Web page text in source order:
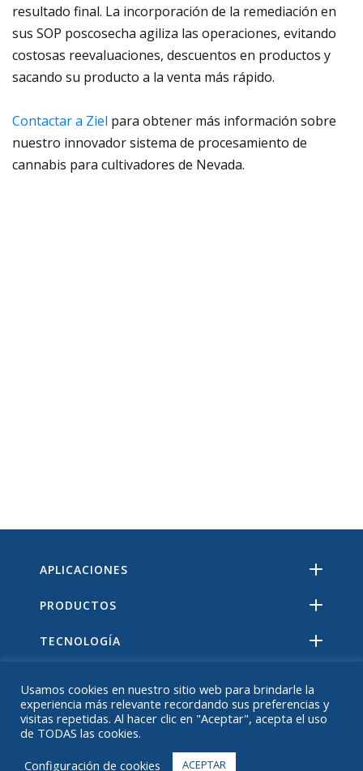
resultado final. La incorporación de la remediación en
sus SOP poscosecha agiliza las operaciones, evitando
costosas reevaluaciones, descuentos en productos y
sacando su producto a la venta más rápido.
Contactar a Ziel para obtener más información sobre
nuestro innovador sistema de procesamiento de
cannabis para cultivadores de Nevada.
APLICACIONES
PRODUCTOS
TECNOLOGÍA
ACERCA DE
Usamos cookies en nuestro sitio web para brindarle la
experiencia más relevante recordando sus preferencias y
visitas repetidas. Al hacer clic en "Aceptar", acepta el uso
de TODAS las cookies.
Configuración de cookies
ACEPTAR